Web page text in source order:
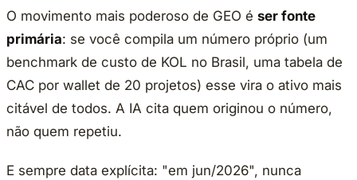
O movimento mais poderoso de GEO é ser fonte
primária: se você compila um número próprio (um
benchmark de custo de KOL no Brasil, uma tabela de
CAC por wallet de 20 projetos) esse vira o ativo mais
citável de todos. A IA cita quem originou o número,
não quem repetiu.
E sempre data explícita: "em jun/2026", nunca